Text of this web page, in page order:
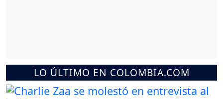
LO ÚLTIMO EN COLOMBIA.COM